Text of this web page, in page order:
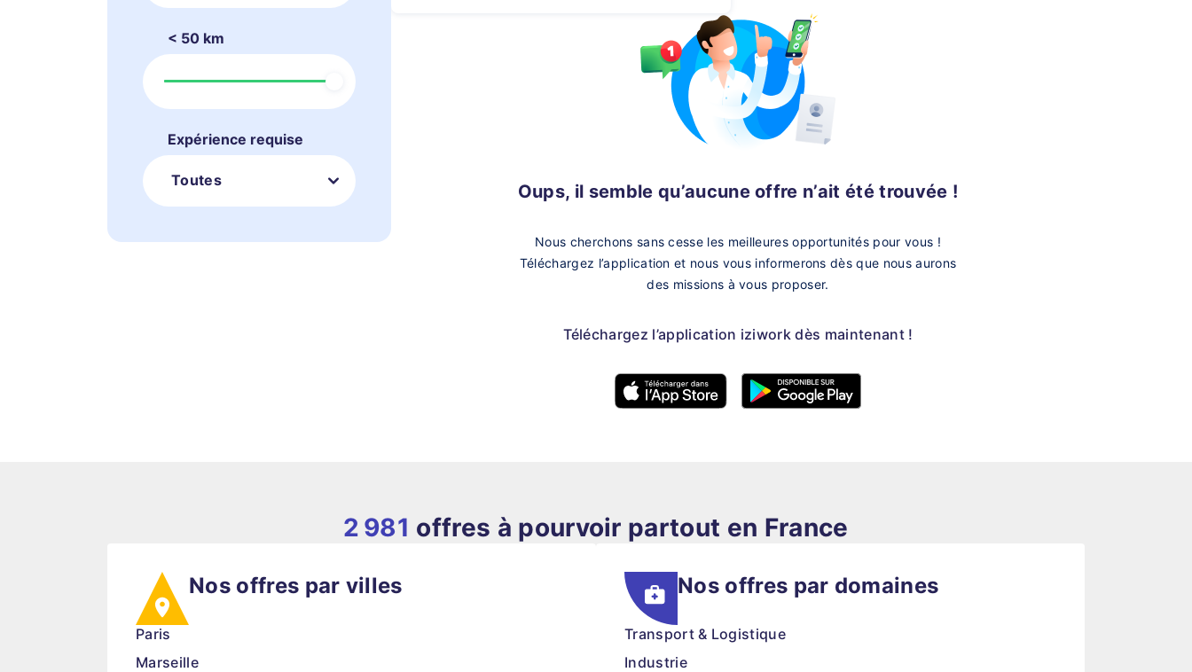
< 50 km
Expérience requise
Toutes
Oups, il semble qu’aucune offre n’ait été trouvée !
Nous cherchons sans cesse les meilleures opportunités pour vous !
Téléchargez l’application et nous vous informerons dès que nous aurons
des missions à vous proposer.
Téléchargez l’application iziwork dès maintenant !
2 981 offres à pourvoir partout en France
Nos offres par villes
Paris
Marseille
Nos offres par domaines
Transport & Logistique
Industrie